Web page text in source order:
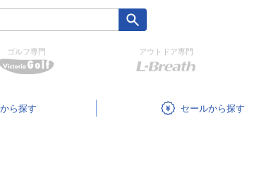
ゴルフ専門 アウトドア専門
セール